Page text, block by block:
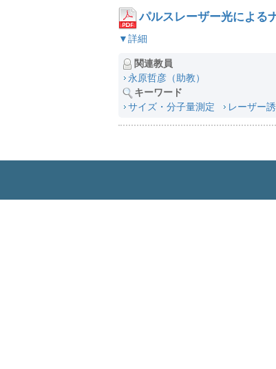
パルスレーザー光による
▼詳細
関連教員
永原哲彦（助教）
キーワード
サイズ・分子量測定
レーザー